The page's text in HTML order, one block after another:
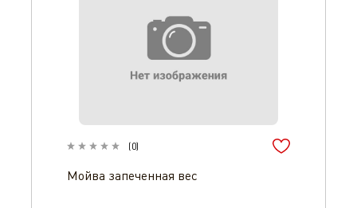
(0)
Мойва запеченная вес